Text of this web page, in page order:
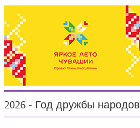
2026 - Год дружбы народов